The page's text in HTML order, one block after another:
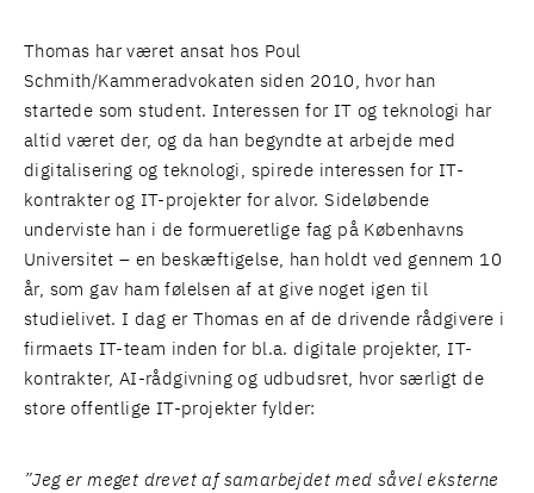
Thomas har været ansat hos Poul
Schmith/Kammeradvokaten siden 2010, hvor han
startede som student. Interessen for IT og teknologi har
altid været der, og da han begyndte at arbejde med
digitalisering og teknologi, spirede interessen for IT-
kontrakter og IT-projekter for alvor. Sideløbende
underviste han i de formueretlige fag på Københavns
Universitet – en beskæftigelse, han holdt ved gennem 10
år, som gav ham følelsen af at give noget igen til
studielivet. I dag er Thomas en af de drivende rådgivere i
firmaets IT-team inden for bl.a. digitale projekter, IT-
kontrakter, AI-rådgivning og udbudsret, hvor særligt de
store offentlige IT-projekter fylder:
”Jeg er meget drevet af samarbejdet med såvel eksterne